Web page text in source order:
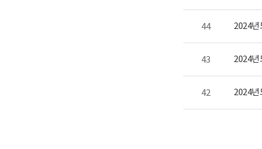
44 2024년
43 2024년
42 2024년